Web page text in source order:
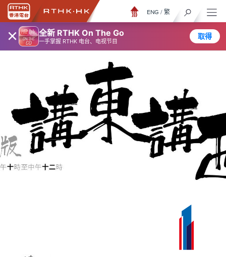
× 全新 RTHK On The Go
一手掌握 RTHK 电台、电视节目
取得
ENG / 繁